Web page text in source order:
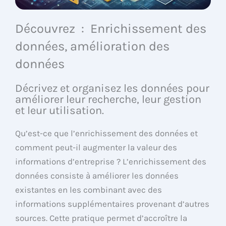
Découvrez : Enrichissement des
données, amélioration des
données
Décrivez et organisez les données pour
améliorer leur recherche, leur gestion
et leur utilisation.
Qu’est-ce que l’enrichissement des données et
comment peut-il augmenter la valeur des
informations d’entreprise ? L’enrichissement des
données consiste à améliorer les données
existantes en les combinant avec des
informations supplémentaires provenant d’autres
sources. Cette pratique permet d’accroître la